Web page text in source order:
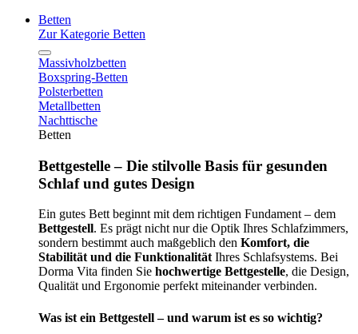
Betten
Zur Kategorie Betten
Massivholzbetten
Boxspring-Betten
Polsterbetten
Metallbetten
Nachttische
Betten
Bettgestelle – Die stilvolle Basis für gesunden
Schlaf und gutes Design
Ein gutes Bett beginnt mit dem richtigen Fundament – dem
Bettgestell. Es prägt nicht nur die Optik Ihres Schlafzimmers,
sondern bestimmt auch maßgeblich den Komfort, die
Stabilität und die Funktionalität Ihres Schlafsystems. Bei
Dorma Vita finden Sie hochwertige Bettgestelle, die Design,
Qualität und Ergonomie perfekt miteinander verbinden.
Was ist ein Bettgestell – und warum ist es so wichtig?